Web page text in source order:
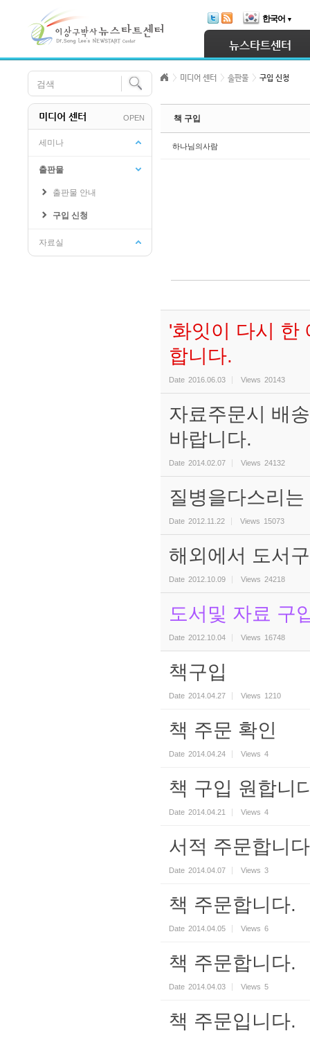
한국어 ▼
뉴스타트센터
미디어 센터 OPEN
세미나
출판물
출판물 안내
구입 신청
자료실
미디어 센터 출판물 구입 신청
책 구입
하나님의사람
'화잇이 다시 한
합니다.
Date 2016.06.03 Views 20143
자료주문시 배
바랍니다.
Date 2014.02.07 Views 24132
질병을다스리
Date 2012.11.22 Views 15073
해외에서 도서
Date 2012.10.09 Views 24218
도서및 자료 구
Date 2012.10.04 Views 16748
책구입
Date 2014.04.27 Views 1210
책 주문 확인
Date 2014.04.24 Views 4
책 구입 원합니
Date 2014.04.21 Views 4
서적 주문합니
Date 2014.04.07 Views 3
책 주문합니다.
Date 2014.04.05 Views 6
책 주문합니다.
Date 2014.04.03 Views 5
책 주문입니다.
Sketchbook5, 스케치북5
Sketchbook5, 스케치북5